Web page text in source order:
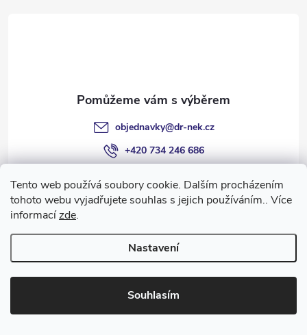
Tento web používá soubory cookie. Dalším procházením
tohoto webu vyjadřujete souhlas s jejich používáním.. Více
informacízde.
Nastavení
Souhlasím
objednavky@dr-nek.cz
+420 734 246 686
Dr.NekBodyWraps
Drnek Body Wraps
@dr.nek7